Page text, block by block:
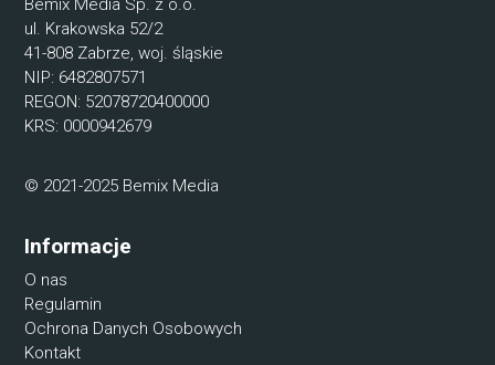
Bemix Media Sp. z o.o.
ul. Krakowska 52/2
41-808 Zabrze, woj. śląskie
NIP: 6482807571
REGON: 52078720400000
KRS: 0000942679
© 2021-2025 Bemix Media
Informacje
O nas
Regulamin
Ochrona Danych Osobowych
Kontakt